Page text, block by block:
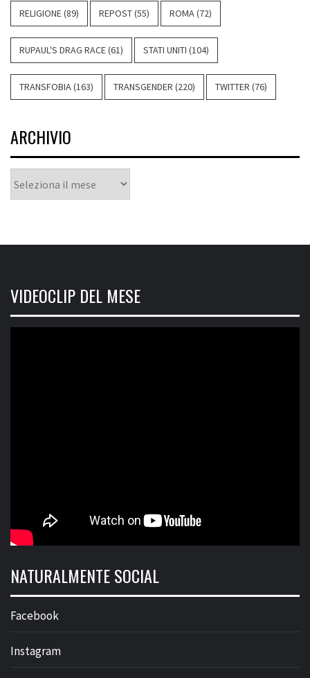
RELIGIONE(89) REPOST(55) ROMA(72)
RUPAUL'S DRAG RACE(61) STATI UNITI (104)
TRANSFOBIA(163) TRANSGENDER (220) TWITTER (76)
ARCHIVIO
VIDEOCLIP DEL MESE
NATURALMENTE SOCIAL
Facebook
Instagram